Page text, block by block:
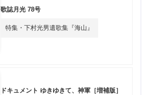
歌誌月光 78号
特集・下村光男遺歌集『海山』
ドキュメント ゆきゆきて、神軍［増補版］